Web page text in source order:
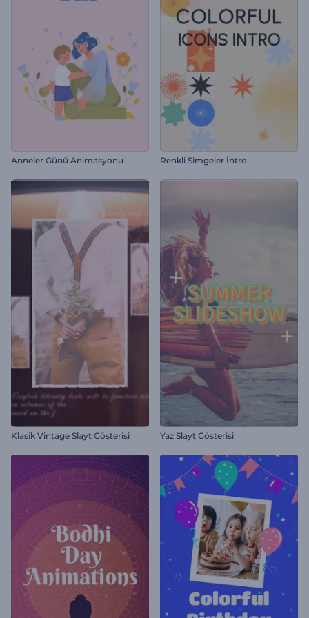
Anneler Günü Animasyonu Renkli Simgeler İntro
Klasik Vintage Slayt Gösterisi Yaz Slayt Gösterisi